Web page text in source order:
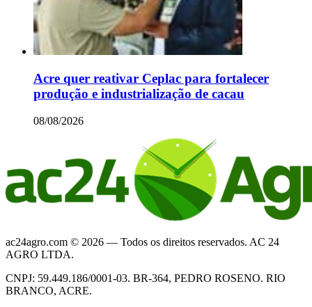
Acre quer reativar Ceplac para fortalecer
produção e industrialização de cacau
08/08/2026
ac24agro.com © 2026 — Todos os direitos reservados. AC 24
AGRO LTDA.
CNPJ: 59.449.186/0001-03. BR-364, PEDRO ROSENO. RIO
BRANCO, ACRE.